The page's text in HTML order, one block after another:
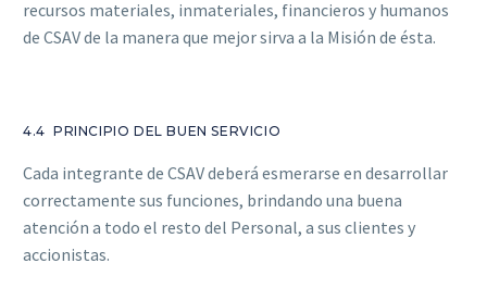
recursos materiales, inmateriales, financieros y humanos
de CSAV de la manera que mejor sirva a la Misión de ésta.
4.4 PRINCIPIO DEL BUEN SERVICIO
Cada integrante de CSAV deberá esmerarse en desarrollar
correctamente sus funciones, brindando una buena
atención a todo el resto del Personal, a sus clientes y
accionistas.